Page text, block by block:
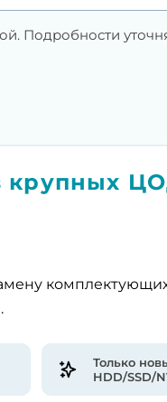
Подробности
крупных
Только
HDD/SSD/